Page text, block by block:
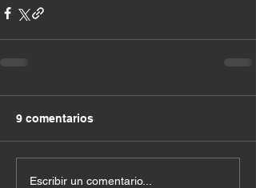
9 comentarios
Escribir un comentario...